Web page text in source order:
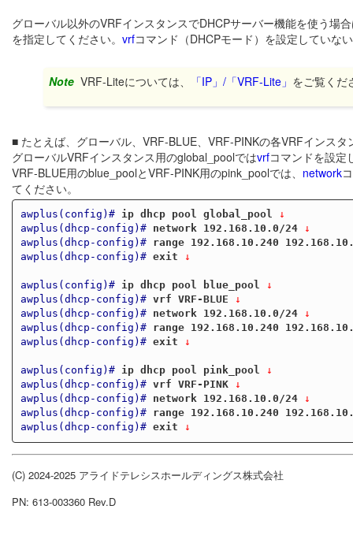
グローバル以外のVRFインスタンスでDHCPサーバー機能を使う場
を指定してください。 vrfコマンド（DHCPモード）を設定していな
Note VRF-Liteについては、 「IP」/「VRF-Lite」 をご覧くだ
■ たとえば、グローバル、VRF-BLUE、VRF-PINKの各VRFインス
グローバルVRFインスタンス用のglobal_poolではvrfコマンドを設定
VRF-BLUE用のblue_poolとVRF-PINK用のpink_poolでは、 network
てください。
awplus(config)# ip dhcp pool global_pool ↓
awplus(dhcp-config)#
network 192.168.10.0/24 ↓
awplus(dhcp-config)#
range 192.168.10.240
awplus(dhcp-config)# exit ↓
awplus(config)# ip dhcp pool blue_pool ↓
awplus(dhcp-config)# vrf VRF-BLUE ↓
awplus(dhcp-config)#
network 192.168.10.0/24 ↓
awplus(dhcp-config)#
range 192.168.10.240
awplus(dhcp-config)# exit ↓
awplus(config)# ip dhcp pool pink_pool ↓
awplus(dhcp-config)# vrf VRF-PINK ↓
awplus(dhcp-config)#
network 192.168.10.0/24 ↓
awplus(dhcp-config)#
range 192.168.10.240
awplus(dhcp-config)# exit ↓
(C) 2024-2025 アライドテレシスホールディングス株式会社
PN: 613-003360 Rev.D